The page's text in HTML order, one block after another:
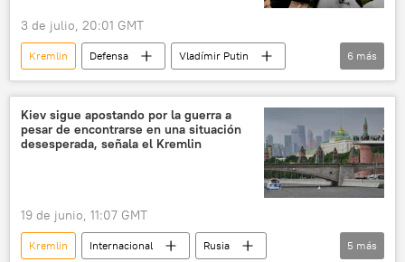
3 de julio, 20:01 GMT
Kremlin Defensa
Vladímir Putin
Dmitri Peskov
Ministerio de Desarrollo Económico de Rusia
Konstantínovka
Lugansk
Donetsk
6 más
Kiev sigue apostando por la guerra a
pesar de encontrarse en una situación
desesperada, señala el Kremlin
19 de junio, 11:07 GMT
Kremlin Internacional
Rusia
5 más